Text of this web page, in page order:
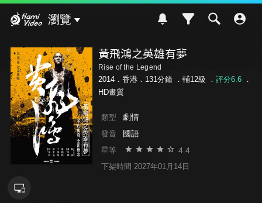
瀏覽
黃飛鴻之英雄有夢
Rise of the Legend
2014．香港．131分鐘 ． 輔12級 ． 評分6.6．
HD畫質
類型 劇情
發音 國語
星等 4.4
下架時間 2027年01月14日